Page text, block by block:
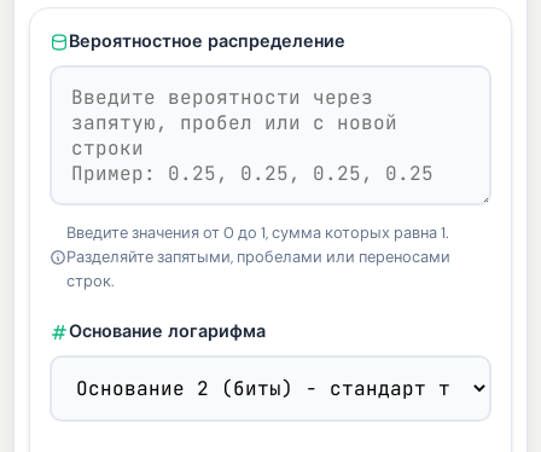
Вероятностное распределение
Введите значения от 0 до 1, сумма которых равна 1.
Разделяйте запятыми, пробелами или переносами
строк.
Основание логарифма